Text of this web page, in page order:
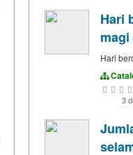
Hari
magi
Hari
3